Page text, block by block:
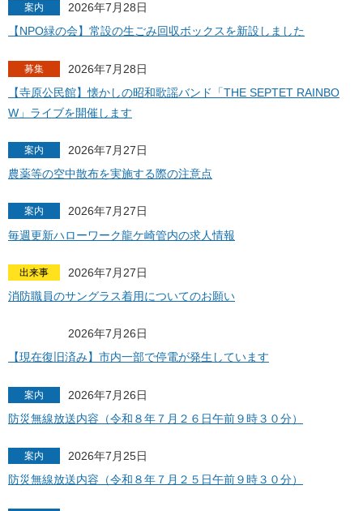
案内
2026年7月28日
【NPO緑の会】常設の生ごみ回収ボックスを新設しました
募集
2026年7月28日
【寺原公民館】懐かしの昭和歌謡バンド「THE SEPTET RAINBO
W」ライブを開催します
案内
2026年7月27日
農薬等の空中散布を実施する際の注意点
案内
2026年7月27日
毎週更新ハローワーク龍ケ崎管内の求人情報
出来事
2026年7月27日
消防職員のサングラス着用についてのお願い
2026年7月26日
【現在復旧済み】市内一部で停電が発生しています
案内
2026年7月26日
防災無線放送内容（令和８年７月２６日午前９時３０分）
案内
2026年7月25日
防災無線放送内容（令和８年７月２５日午前９時３０分）